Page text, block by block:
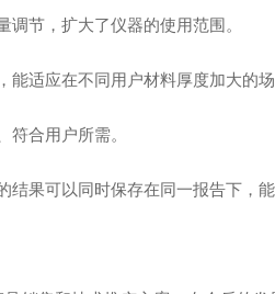
节，扩大了仪器的使用范围。
能适应在不同用户材料厚度加大的
合用户所需。
结果可以同时保存在同一报告下，